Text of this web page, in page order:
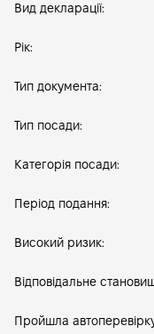
Вид декларації:
Рік:
Тип документа:
Тип посади:
Категорія посади:
Період подання:
Високий ризик:
Відповідальне
Пройшла